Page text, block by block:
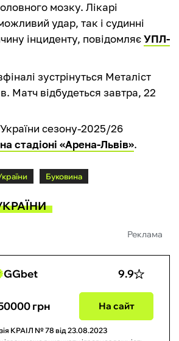
мозку. Лікарі
удар, так і судинні
інциденту, повідомляєУПЛ-
зустрінуться Металіст
Матч відбудеться завтра, 22
сезону-2025/26
стадіоні «Арена-Львів».
Буковина
Реклама
GGbet 9.9
грн На сайт
КРАІЛ № 78 від 23.08.2023